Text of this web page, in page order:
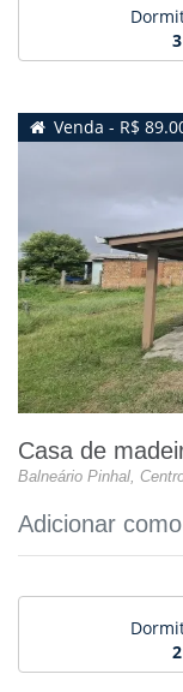
3
Venda - R$
Casa de
Balneário Pinhal,
Adicionar
2